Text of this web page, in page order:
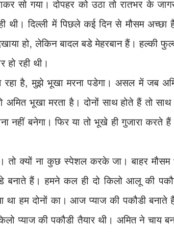
सो गया। दोपहर को उठा तो रातभर के
थी। दिल्ली में पिछले कई दिन से मौसम अच्छा
हो, लेकिन बादल बडे मेहरबान हैं। हल्की
रही थी।
रहा है, मुझे भूखा मरना पडेगा। असल में जब
अमित भूखा मरता है। दोनों साथ होते हैं तो साथ
नहीं बनेगा। फिर या तो भूखे ही गुजारा करते हैं
क्यों ना कुछ स्पेशल करके जा। बाहर मौसम
बनाते हैं। हमने कल ही दो किलो आलू की
था हम दोनों का। आज प्याज की पकौडी बनाते
प्याज की पकौडी तैयार थी। अमित ने चाय